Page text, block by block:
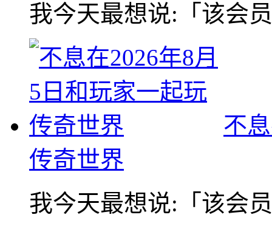
我今天最想说:「该会
不
传奇世界
我今天最想说:「该会